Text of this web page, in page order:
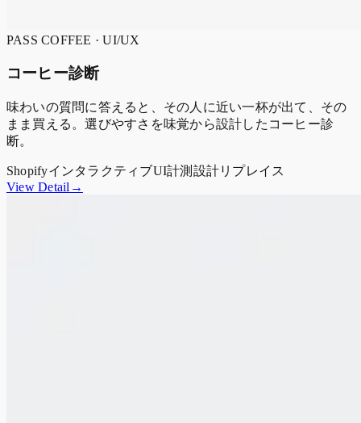
PASS COFFEE · UI/UX
コーヒー診断
味わいの質問に答えると、その人に近い一杯が出て、その
まま買える。選びやすさを味覚から設計したコーヒー診
断。
ShopifyインタラクティブUI計測設計リプレイス
View Detail→